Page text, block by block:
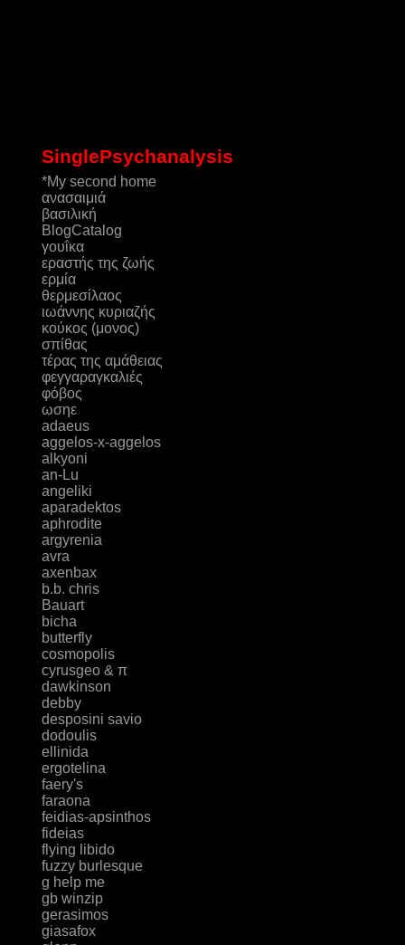
SinglePsychanalysis
*My second home
ανασαιμιά
βασιλική
ΒlogCatalog
γουΐκα
εραστής της ζωής
ερμία
θερμεσίλαος
ιωάννης κυριαζής
κούκος (μονος)
σπίθας
τέρας της αμάθειας
φεγγαραγκαλιές
φόβος
ωσηε
adaeus
aggelos-x-aggelos
alkyoni
an-Lu
angeliki
aparadektos
aphrodite
argyrenia
avra
axenbax
b.b. chris
Bauart
bicha
butterfly
cosmopolis
cyrusgeo & π
dawkinson
debby
desposini savio
dodoulis
ellinida
ergotelina
faery's
faraona
feidias-apsinthos
fideias
flying libido
fuzzy burlesque
g help me
gb winzip
gerasimos
giasafox